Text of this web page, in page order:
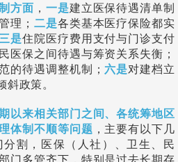
方面 ， 一是建立医保待遇清单制
理； 二是各类基本医疗保险都实
是住院医疗费用支付与门诊支付
医保之间待遇与筹资关系失衡；
的待遇调整机制； 六是对建档立
政策。
以来相关部门之间、各统筹地区
体制不顺等问题 ，主要有以下几
割，医保（人社）、卫生、民